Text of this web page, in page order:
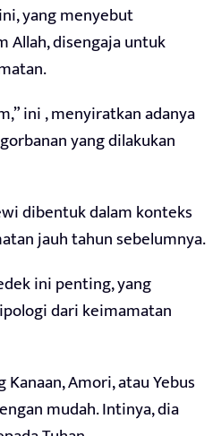
yang menyebut
Allah, disengaja untuk
ini , menyiratkan adanya
yang dilakukan
dibentuk dalam konteks
jauh tahun sebelumnya.
ini penting, yang
dari keimamatan
Amori, atau Yebus
mudah. Intinya, dia